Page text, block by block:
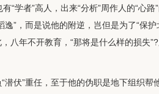
“学者”高人，出来“分析”周作人的“心
逸”，而是说他的附逆，岂但是为了“保
八年不开教育，“那将是什么样的损失
潜伏”重任，至于他的伪职是地下组织